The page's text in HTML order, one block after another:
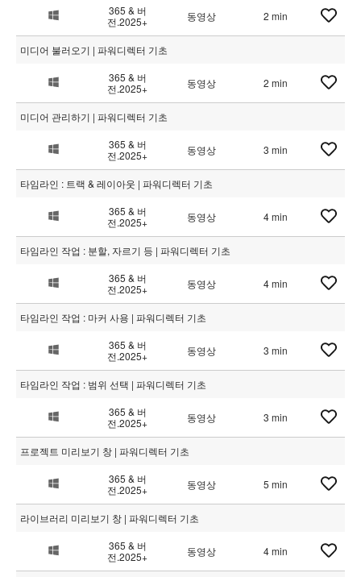
365 & 버
전.2025+
동영상 2 min
미디어 불러오기 | 파워디렉터 기초
365 & 버
전.2025+
동영상 2 min
미디어 관리하기 | 파워디렉터 기초
365 & 버
전.2025+
동영상 3 min
타임라인 : 트랙 & 레이아웃 | 파워디렉터 기초
365 & 버
전.2025+
동영상 4 min
타임라인 작업 : 분할, 자르기 등 | 파워디렉터 기초
365 & 버
전.2025+
동영상 4 min
타임라인 작업 : 마커 사용 | 파워디렉터 기초
365 & 버
전.2025+
동영상 3 min
타임라인 작업 : 범위 선택 | 파워디렉터 기초
365 & 버
전.2025+
동영상 3 min
프로젝트 미리보기 창 | 파워디렉터 기초
365 & 버
전.2025+
동영상 5 min
라이브러리 미리보기 창 | 파워디렉터 기초
365 & 버
전.2025+
동영상 4 min